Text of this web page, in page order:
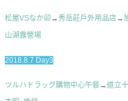
松屋VSなか卯 →秀岳莊戶外用品店→
山湖露營場
2018.8.7 Day3
ツルハドラッグ購物中心午餐→道立